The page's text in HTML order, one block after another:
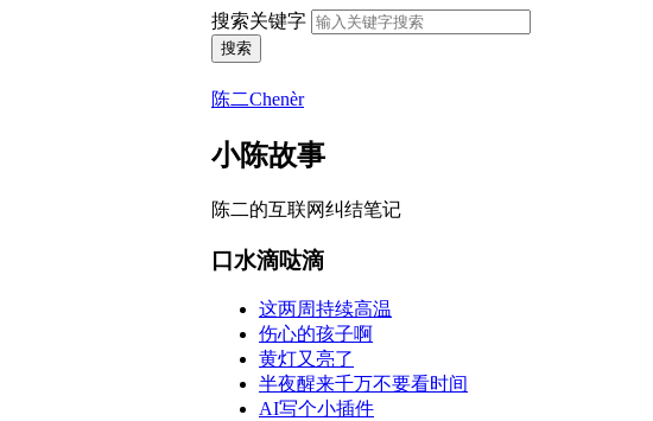
搜索关键字
搜索
陈二Chenèr
小陈故事
陈二的互联网纠结笔记
口水滴哒滴
这两周持续高温
伤心的孩子啊
黄灯又亮了
半夜醒来千万不要看时间
AI写个小插件